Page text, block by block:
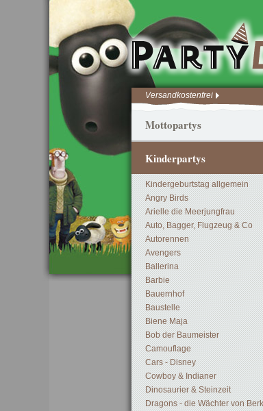
Versandkostenfrei
Mottopartys
Kinderpartys
Kindergeburtstag allgemein
Angry Birds
Arielle die Meerjungfrau
Auto, Bagger, Flugzeug & Co
Autorennen
Avengers
Ballerina
Barbie
Bauernhof
Baustelle
Biene Maja
Bob der Baumeister
Camouflage
Cars - Disney
Cowboy & Indianer
Dinosaurier & Steinzeit
Dragons - die Wächter von Berk